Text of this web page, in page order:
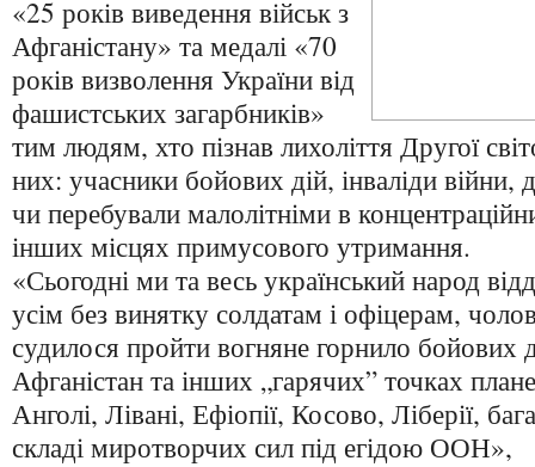
«25 років виведення військ з
Афганістану» та медалі «70
років визволення України від
фашистських загарбників»
тим людям, хто пізнав лихоліття Другої
них: учасники бойових дій, інваліди війни,
чи перебували малолітніми в
інших місцях примусового утримання.
«Сьогодні ми та весь український народ
усім без винятку солдатам і офіцерам,
судилося пройти вогняне горнило бойових
Афганістан та інших „гарячих” точках
Анголі, Лівані, Ефіопії, Косово, Ліберії,
складі миротворчих сил під егідою ООН»,